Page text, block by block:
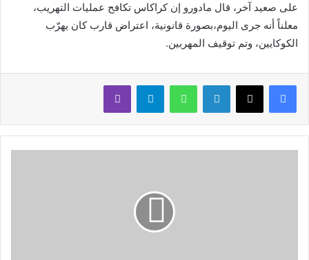
على صعيد آخر، قال مادورو إن كراكاس تكافح عمليات التهريب،
معلناً أنه جرى اليوم،بصورة قانونية، اعتراض قارب كان يهرّب
الكوكايين، وتم توقيف المهربين.
لينكدإن واتساب تيلقرام ڤايبر